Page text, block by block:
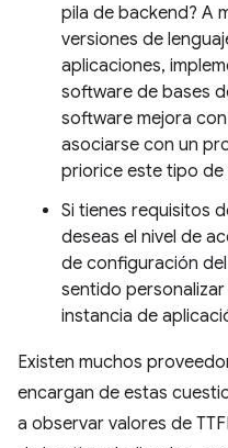
pila de backend? A
versiones de
aplicaciones,
software de bases
software mejora
asociarse con un
priorice este tipo de
Si tienes requisitos
deseas el nivel de
de configuración
sentido
instancia de
Existen muchos
encargan de estas
a observar valores de